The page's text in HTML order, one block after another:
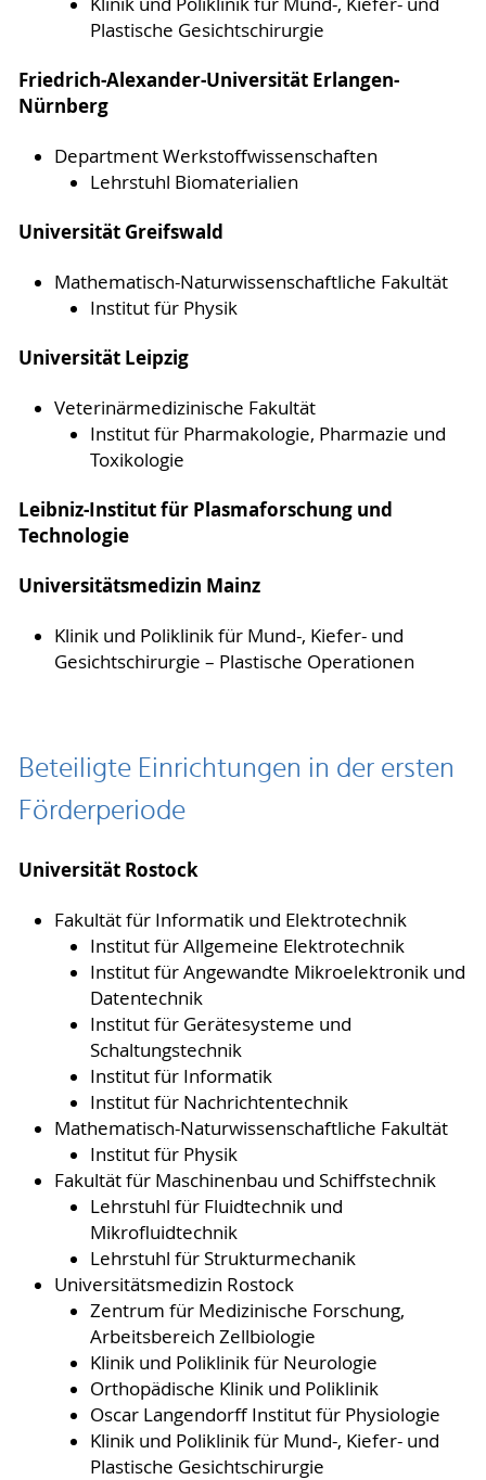
Plastische Gesichtschirurgie
Friedrich-Alexander-Universität Erlangen-
Nürnberg
Department Werkstoffwissenschaften
Lehrstuhl Biomaterialien
Universität Greifswald
Mathematisch-Naturwissenschaftliche Fakultät
Institut für Physik
Universität Leipzig
Veterinärmedizinische Fakultät
Institut für Pharmakologie, Pharmazie und
Toxikologie
Leibniz-Institut für Plasmaforschung und
Technologie
Universitätsmedizin Mainz
Klinik und Poliklinik für Mund-, Kiefer- und
Gesichtschirurgie – Plastische Operationen
Beteiligte Einrichtungen in der ersten
Förderperiode
Universität Rostock
Fakultät für Informatik und Elektrotechnik
Institut für Allgemeine Elektrotechnik
Institut für Angewandte Mikroelektronik und
Datentechnik
Institut für Gerätesysteme und
Schaltungstechnik
Institut für Informatik
Institut für Nachrichtentechnik
Mathematisch-Naturwissenschaftliche Fakultät
Institut für Physik
Fakultät für Maschinenbau und Schiffstechnik
Lehrstuhl für Fluidtechnik und
Mikrofluidtechnik
Lehrstuhl für Strukturmechanik
Universitätsmedizin Rostock
Zentrum für Medizinische Forschung,
Arbeitsbereich Zellbiologie
Klinik und Poliklinik für Neurologie
Orthopädische Klinik und Poliklinik
Oscar Langendorff Institut für Physiologie
Klinik und Poliklinik für Mund-, Kiefer- und
Plastische Gesichtschirurgie